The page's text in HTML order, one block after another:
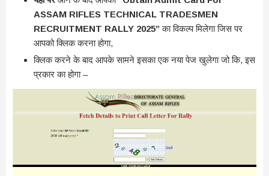
ASSAM RIFLES TECHNICAL TRADESMEN
RECRUITMENT RALLY 2025”का विकल्प मिलेगा जिस पर
आपको क्लिक करना होगा,
क्लिक करने के बाद आपके सामने इसका एक नया पेज खुलेगा जो कि, इस
प्रकार का होगा –